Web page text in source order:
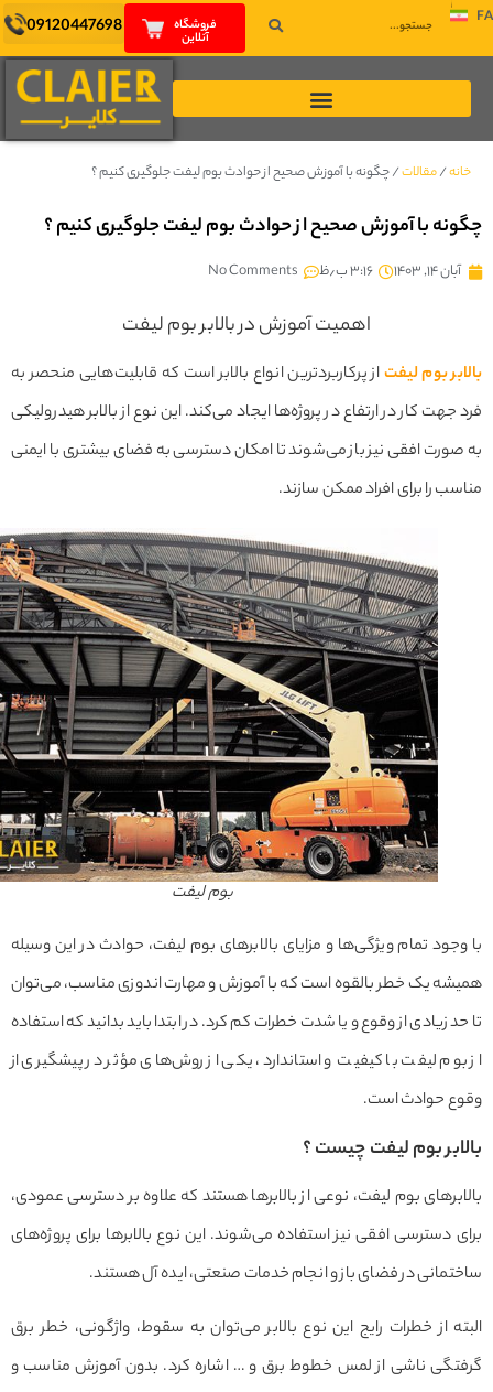
فروشگاه 09120447698
/مقالات/چگونه با آموزش صحیح از حوادث بوم لیفت جلوگیری کنیم ؟
با آموزش صحیح از حوادث بوم لیفت جلوگیری کنیم ؟
آبان ۱۴, ۱۴۰۳ ۳:۱۶ ب٫ظ No Comments
اهمیت آموزش در بالابر بوم لیفت
بوم لیفت‌از پرکاربردترین انواع بالابر است که قابلیت‌هایی منحصر به
کار در ارتفاع در پروژه‌ها ایجاد می‌کند. این نوع از بالابر هیدرولیکی
افقی نیز باز می‌شوند تا امکان دسترسی به فضای بیشتری با ایمنی
را برای افراد ممکن سازند.
بوم لیفت
تمام ویژگی‌ها و مزایای بالابرهای بوم لیفت، حوادث در این وسیله
یک خطر بالقوه است که با آموزش و مهارت اندوزی مناسب، می‌توان
زیادی از وقوع و یا شدت خطرات کم کرد. در ابتدا باید بدانید که استفاده
لیفت با کیفیت و استاندارد، یکی از روش‌های مؤثر در پیشگیری از
حوادث است.
بوم لیفت چیست ؟
بوم لیفت، نوعی از بالابرها هستند که علاوه بر دسترسی عمودی،
دسترسی افقی نیز استفاده می‌شوند. این نوع بالابرها برای پروژه‌های
در فضای باز و انجام خدمات صنعتی، ایده آل هستند.
از خطرات رایج این نوع بالابر می‌توان به سقوط، واژگونی، خطر برق
ناشی از لمس خطوط برق و … اشاره کرد. بدون آموزش مناسب و